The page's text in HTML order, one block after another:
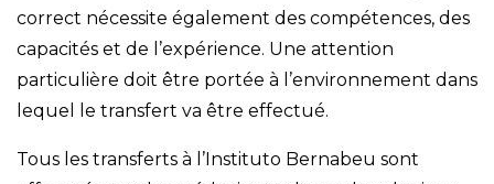
correct nécessite également des compétences, des
capacités et de l’expérience. Une attention
particulière doit être portée à l’environnement dans
lequel le transfert va être effectué.
Tous les transferts à l’Instituto Bernabeu sont